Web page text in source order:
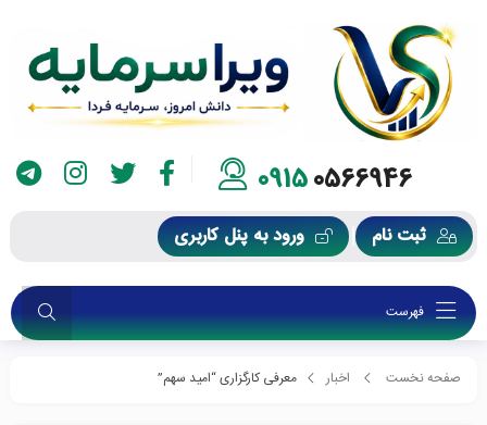
09150566946
ثبت نام ورود به پنل کاربری
فهرست
صفحه نخست اخبار معرفی کارگزاری “امید سهم”